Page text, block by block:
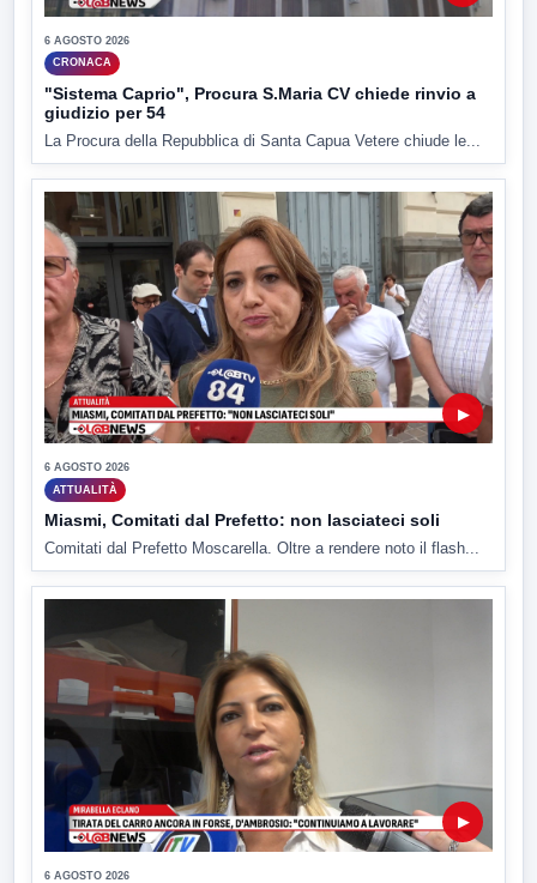
6 AGOSTO 2026
CRONACA
"Sistema Caprio", Procura S.Maria CV chiede rinvio a
giudizio per 54
La Procura della Repubblica di Santa Capua Vetere chiude le...
▶
6 AGOSTO 2026
ATTUALITÀ
Miasmi, Comitati dal Prefetto: non lasciateci soli
Comitati dal Prefetto Moscarella. Oltre a rendere noto il flash...
▶
6 AGOSTO 2026